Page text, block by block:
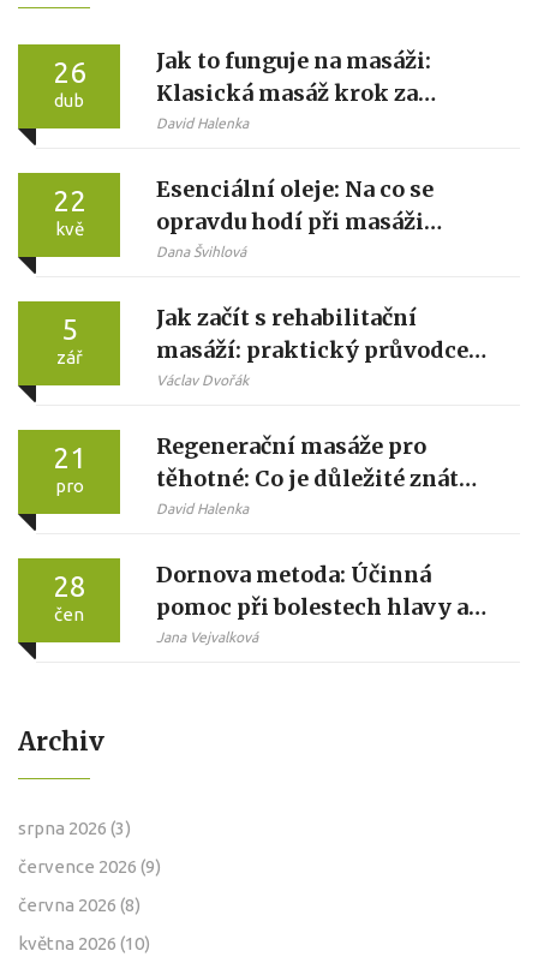
26
dub
Jak to funguje na masáži:
Klasická masáž krok za
krokem
David Halenka
22
kvě
Esenciální oleje: Na co se
opravdu hodí při masáži
lávovými kameny?
Dana Švihlová
5
zář
Jak začít s rehabilitační
masáží: praktický průvodce
krok za krokem
Václav Dvořák
21
pro
Regenerační masáže pro
těhotné: Co je důležité znát
před návštěvou
David Halenka
28
čen
Dornova metoda: Účinná
pomoc při bolestech hlavy a
migrénách
Jana Vejvalková
Archiv
srpna 2026 (3)
července 2026 (9)
června 2026 (8)
května 2026 (10)